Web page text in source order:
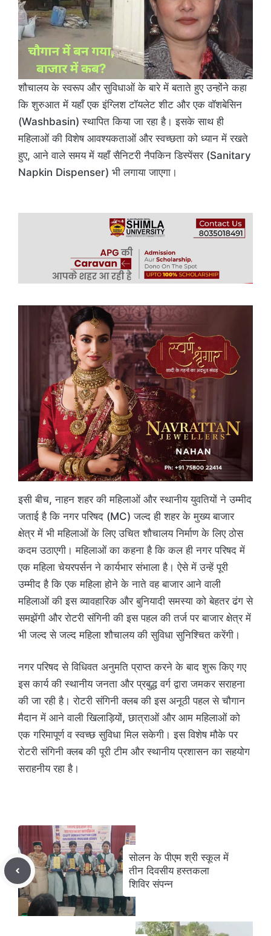
शौचालय के स्वरूप और सुविधाओं के बारे में बताते हुए उन्होंने कहा
कि शुरुआत में यहाँ एक इंग्लिश टॉयलेट शीट और एक वॉशबेसिन
(Washbasin) स्थापित किया जा रहा है। इसके साथ ही
महिलाओं की विशेष आवश्यकताओं और स्वच्छता को ध्यान में रखते
हुए, आने वाले समय में यहाँ सैनिटरी नैपकिन डिस्पेंसर (Sanitary
Napkin Dispenser) भी लगाया जाएगा।
इसी बीच, नाहन शहर की महिलाओं और स्थानीय युवतियों ने उम्मीद
जताई है कि नगर परिषद (MC) जल्द ही शहर के मुख्य बाजार
क्षेत्र में भी महिलाओं के लिए उचित शौचालय निर्माण के लिए ठोस
कदम उठाएगी। महिलाओं का कहना है कि कल ही नगर परिषद में
एक महिला चेयरपर्सन ने कार्यभार संभाला है। ऐसे में उन्हें पूरी
उम्मीद है कि एक महिला होने के नाते वह बाजार आने वाली
महिलाओं की इस व्यावहारिक और बुनियादी समस्या को बेहतर ढंग से
समझेंगी और रोटरी संगिनी की इस पहल की तर्ज पर बाजार क्षेत्र में
भी जल्द से जल्द महिला शौचालय की सुविधा सुनिश्चित करेंगी।
नगर परिषद से विधिवत अनुमति प्राप्त करने के बाद शुरू किए गए
इस कार्य की स्थानीय जनता और प्रबुद्ध वर्ग द्वारा जमकर सराहना
की जा रही है। रोटरी संगिनी क्लब की इस अनूठी पहल से चौगान
मैदान में आने वाली खिलाड़ियों, छात्राओं और आम महिलाओं को
एक गरिमापूर्ण व स्वच्छ सुविधा मिल सकेगी। इस विशेष मौके पर
रोटरी संगिनी क्लब की पूरी टीम और स्थानीय प्रशासन का सहयोग
सराहनीय रहा है।
सोलन के पीएम श्री स्कूल में
तीन दिवसीय हस्तकला
शिविर संपन्न